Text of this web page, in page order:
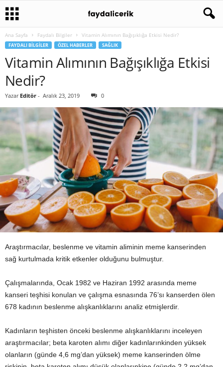
Ana Sayfa Faydalı Bilgiler Vitamin Alımının Bağışıklığa Etkisi Nedir?
FAYDALI BILGILER ÖZEL HABERLER SAĞLIK
Vitamin Alımının Bağışıklığa Etkisi
Nedir?
Yazar Editör - Aralık 23, 2019 0
Araştırmacılar, beslenme ve vitamin aliminin meme kanserinden
sağ kurtulmada kritik etkenler olduğunu bulmuştur.
Çalışmalarında, Ocak 1982 ve Haziran 1992 arasında meme
kanseri teşhisi konulan ve çalışma esnasında 76’sı kanserden ölen
678 kadının beslenme alışkanlıklarını analiz etmişlerdir.
Kadınların teşhisten önceki beslenme alışkanlıklarını inceleyen
araştırmacılar; beta karoten alımı diğer kadınlarınkinden yüksek
olanların (günde 4,6 mg’dan yüksek) meme kanserinden ölme